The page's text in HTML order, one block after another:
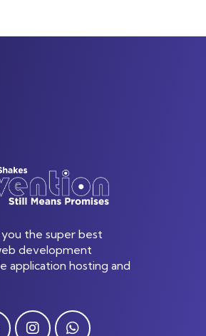
the super best
development
application hosting and